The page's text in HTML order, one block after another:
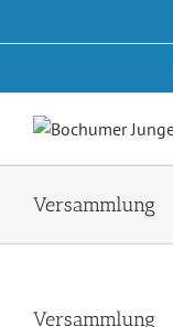
Inhalt
Versammlung
Versammlung